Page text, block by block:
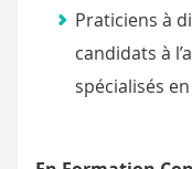
Praticiens à
candidats à
spécialisés